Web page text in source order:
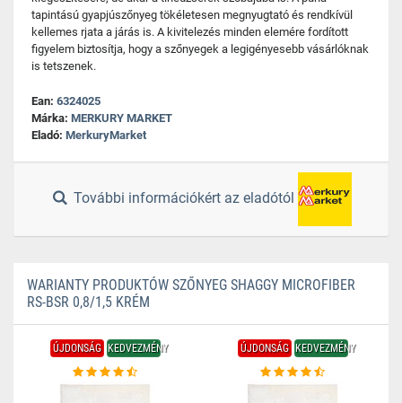
tapintású gyapjúszőnyeg tökéletesen megnyugtató és rendkívül
kellemes rjata a járás is. A kivitelezés minden elemére fordított
figyelem biztosítja, hogy a szőnyegek a legigényesebb vásárlóknak
is tetszenek.
Ean: 6324025
Márka: MERKURY MARKET
Eladó: MerkuryMarket
További információkért az eladótól
WARIANTY PRODUKTÓW SZŐNYEG SHAGGY MICROFIBER
RS-BSR 0,8/1,5 KRÉM
ÚJDONSÁG KEDVEZMÉNY ÚJDONSÁG KEDVEZMÉNY